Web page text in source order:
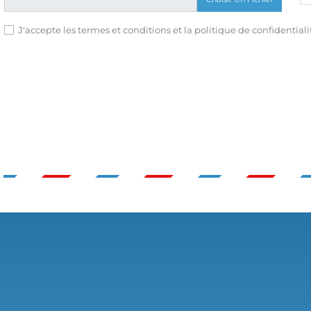
J'accepte les termes et conditions et la politique de